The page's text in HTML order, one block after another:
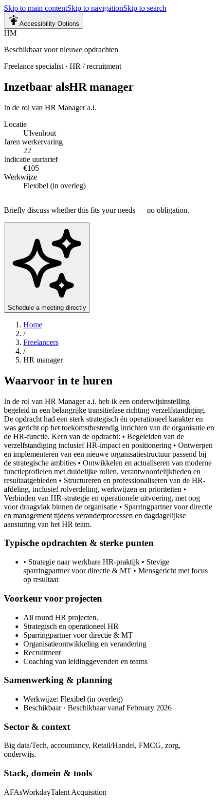
Skip to main contentSkip to navigationSkip to search
Accessibility Options
HM
Beschikbaar voor nieuwe opdrachten
Freelance specialist · HR / recruitment
Inzetbaar alsHR manager
In de rol van HR Manager a.i.
Locatie
Ulvenhout
Jaren werkervaring
22
Indicatie uurtarief
€105
Werkwijze
Flexibel (in overleg)
Briefly discuss whether this fits your needs — no obligation.
Schedule a meeting directly
Home
/
Freelancers
/
HR manager
Waarvoor in te huren
In de rol van HR Manager a.i. heb ik een onderwijsinstelling
begeleid in een belangrijke transitiefase richting verzelfstandiging.
De opdracht had een sterk strategisch én operationeel karakter en
was gericht op het toekomstbestendig inrichten van de organisatie en
de HR-functie. Kern van de opdracht: • Begeleiden van de
verzelfstandiging inclusief HR-impact en positionering • Ontwerpen
en implementeren van een nieuwe organisatiestructuur passend bij
de strategische ambities • Ontwikkelen en actualiseren van moderne
functieprofielen met duidelijke rollen, verantwoordelijkheden en
resultaatgebieden • Structureren en professionaliseren van de HR-
afdeling, inclusief rolverdeling, werkwijzen en prioriteiten •
Verbinden van HR-strategie en operationele uitvoering, met oog
voor draagvlak binnen de organisatie • Sparringpartner voor directie
en management tijdens veranderprocessen en dagdagelijkse
aansturing van het HR team.
Typische opdrachten & sterke punten
• Strategie naar werkbare HR-praktijk • Stevige
sparringpartner voor directie & MT • Mensgericht met focus
op resultaat
Voorkeur voor projecten
All round HR projecten.
Strategisch en operationeel HR
Sparringpartner voor directie & MT
Organisatieontwikkeling en verandering
Recruitment
Coaching van leidinggevenden en teams
Samenwerking & planning
Werkwijze: Flexibel (in overleg)
Beschikbaar · Beschikbaar vanaf February 2026
Sector & context
Big data/Tech, accountancy, Retail/Handel, FMCG, zorg,
onderwijs.
Stack, domein & tools
AFAsWorkdayTalent Acquisition